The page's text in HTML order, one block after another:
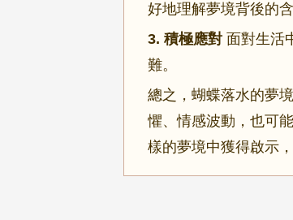
好地理解夢境背後的含
3. 積極應對 面對生活
難。
總之，蝴蝶落水的夢
懼、情感波動，也可
樣的夢境中獲得啟示